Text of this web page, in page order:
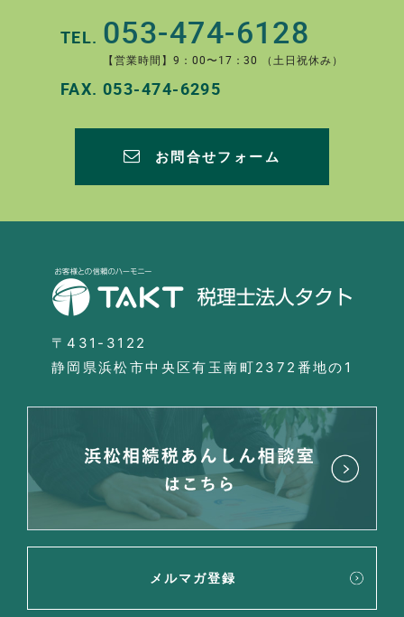
TEL. 053-474-6128
【営業時間】9：00〜17：30 （土日祝休み）
FAX. 053-474-6295
お問合せフォーム
〒431-3122
静岡県浜松市中央区有玉南町2372番地の1
メルマガ登録